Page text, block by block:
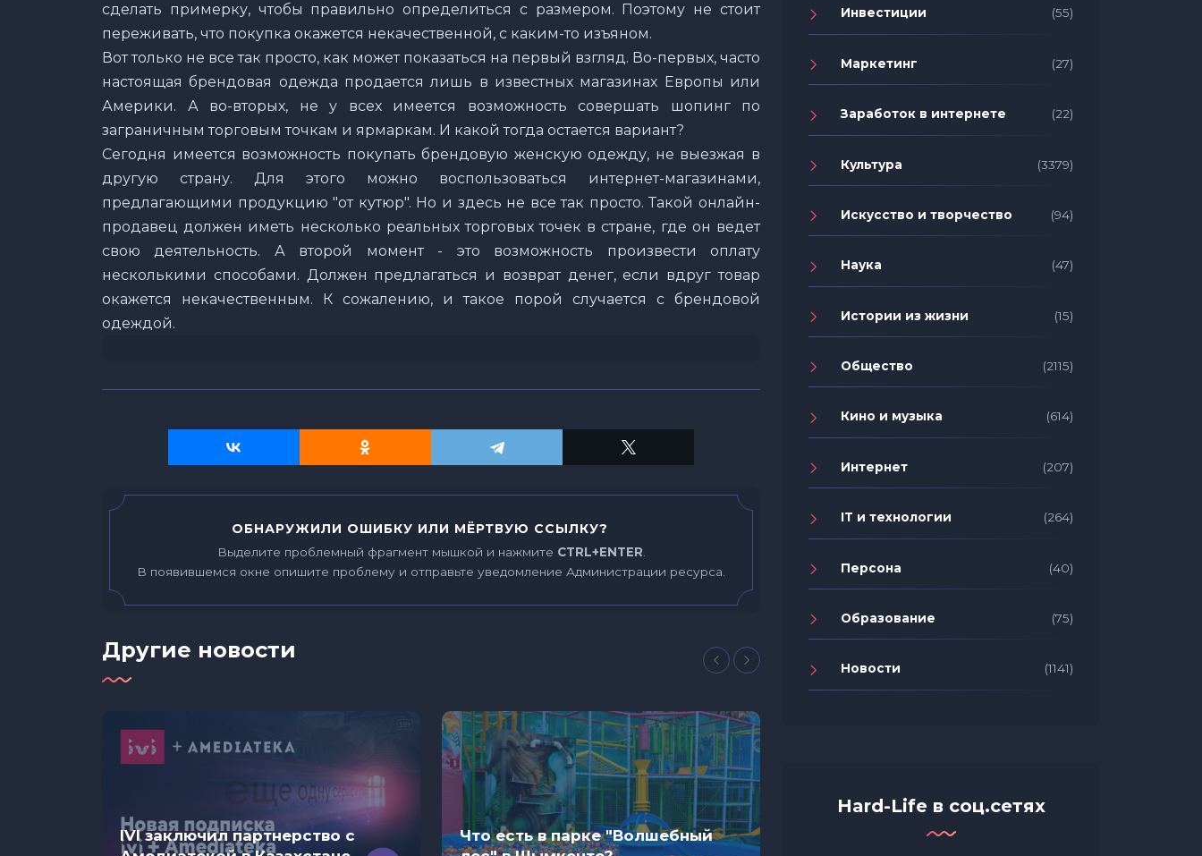
сделать примерку, чтобы правильно определиться с размером. Поэтому не стоит
переживать, что покупка окажется некачественной, с каким-то изъяном.
Вот только не все так просто, как может показаться на первый взгляд. Во-первых, часто
настоящая брендовая одежда продается лишь в известных магазинах Европы или
Америки. А во-вторых, не у всех имеется возможность совершать шопинг по
заграничным торговым точкам и ярмаркам. И какой тогда остается вариант?
Сегодня имеется возможность покупать брендовую женскую одежду, не выезжая в
другую страну. Для этого можно воспользоваться интернет-магазинами,
предлагающими продукцию "от кутюр". Но и здесь не все так просто. Такой онлайн-
продавец должен иметь несколько реальных торговых точек в стране, где он ведет
свою деятельность. А второй момент - это возможность произвести оплату
несколькими способами. Должен предлагаться и возврат денег, если вдруг товар
окажется некачественным. К сожалению, и такое порой случается с брендовой
одеждой.
ОБНАРУЖИЛИ ОШИБКУ ИЛИ МЁРТВУЮ ССЫЛКУ?
Выделите проблемный фрагмент мышкой и нажмите CTRL+ENTER
В появившемся окне опишите проблему и отправьте уведомление Администрации ресурса.
Другие новости
IVI заключил партнерство с
Что есть в парке "Волшебный
Удобный и бесплатный:
Инвестиции (55)
Маркетинг (27)
Заработок в интернете (22)
Культура (3379)
Искусство и творчество (94)
Наука (47)
Истории из жизни (15)
Общество (2115)
Кино и музыка (614)
Интернет (207)
IT и технологии (264)
Персона (40)
Образование (75)
Новости (1141)
Hard-Life в соц.сетях